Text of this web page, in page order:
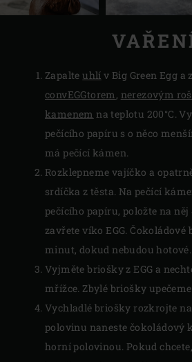
Zapalte uhlí v Big Green Egg a
convEGGtorem, nerezovým
kamenem na teplotu 200°C.
pečícího papíru s o něco
má pečící kámen.
Rozklepneme vajíčko a
srdíčka z těsta. Na pečící
pečícího papíru, položte na něj
zavřete víko EGG. Čokoládové
minut, dokud nebudou hotové.
Vyjměte briošky z EGG a
mřížce. Zbylé briošky
Vychladlé briošky rozkrojte
polovinu naneste čokoládový
horní polovinou. Pokud